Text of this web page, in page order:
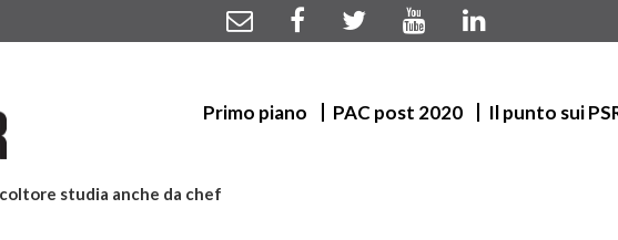
Primo piano PAC post 2020 Il punto sui
studia anche da chef